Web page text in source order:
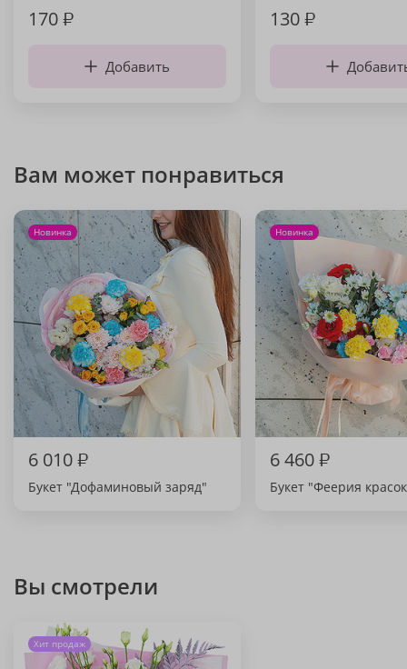
170₽
Добавить
130₽
Вам может понравиться
Новинка
6 010₽
Букет "Дофаминовый заряд"
Новинка
6 460₽
Букет "Феерия
Вы смотрели
Хит продаж